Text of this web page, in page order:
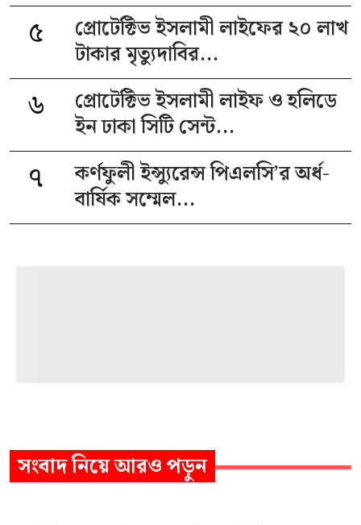
৫
প্রোটেক্টিভ ইসলামী লাইফের ২০ লাখ
টাকার মৃত্যুদাবির...
৬
প্রোটেক্টিভ ইসলামী লাইফ ও হলিডে
ইন ঢাকা সিটি সেন্ট...
৭
কর্ণফুলী ইন্স্যুরেন্স পিএলসি’র অর্ধ-
বার্ষিক সম্মেল...
সংবাদনিয়ে আরও পড়ুন